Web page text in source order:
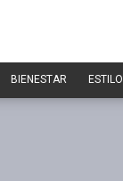
BIENESTAR ESTILO